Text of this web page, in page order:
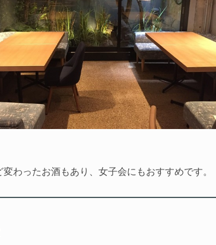
わったお酒もあり、女子会にもおすすめです。